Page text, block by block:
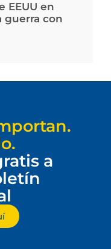
EEUU en
guerra con
a